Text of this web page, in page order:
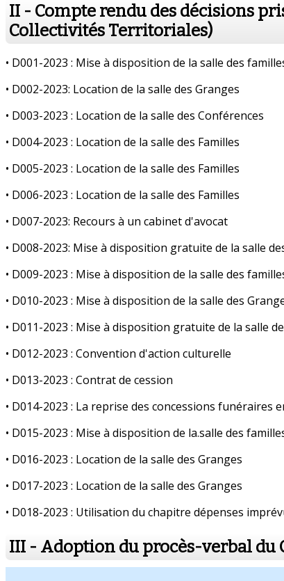
II - Compte rendu des décisions
Collectivités Territoriales)
• D001-2023 : Mise à disposition de la salle des
• D002-2023: Location de la salle des Granges
• D003-2023 : Location de la salle des Conférences
• D004-2023 : Location de la salle des Familles
• D005-2023 : Location de la salle des Familles
• D006-2023 : Location de la salle des Familles
• D007-2023: Recours à un cabinet d'avocat
• D008-2023: Mise à disposition gratuite de la salle
• D009-2023 : Mise à disposition de la salle des
• D010-2023 : Mise à disposition de la salle des
• D011-2023 : Mise à disposition gratuite de la salle
• D012-2023 : Convention d'action culturelle
• D013-2023 : Contrat de cession
• D014-2023 : La reprise des concessions funéraires
• D015-2023 : Mise à disposition de la.salle des
• D016-2023 : Location de la salle des Granges
• D017-2023 : Location de la salle des Granges
• D018-2023 : Utilisation du chapitre dépenses
III - Adoption du procès-verbal du